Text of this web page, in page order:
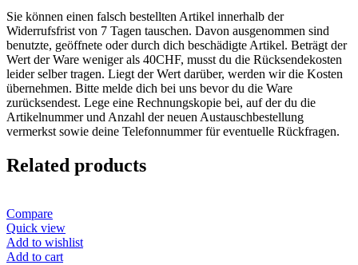
Sie können einen falsch bestellten Artikel innerhalb der
Widerrufsfrist von 7 Tagen tauschen. Davon ausgenommen sind
benutzte, geöffnete oder durch dich beschädigte Artikel. Beträgt der
Wert der Ware weniger als 40CHF, musst du die Rücksendekosten
leider selber tragen. Liegt der Wert darüber, werden wir die Kosten
übernehmen. Bitte melde dich bei uns bevor du die Ware
zurücksendest. Lege eine Rechnungskopie bei, auf der du die
Artikelnummer und Anzahl der neuen Austauschbestellung
vermerkst sowie deine Telefonnummer für eventuelle Rückfragen.
Related products
Compare
Quick view
Add to wishlist
Add to cart